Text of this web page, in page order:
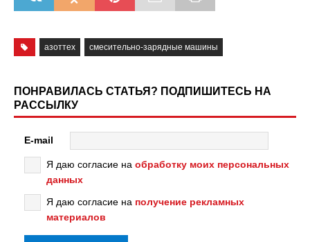
азоттех смесительно-зарядные машины
ПОНРАВИЛАСЬ СТАТЬЯ? ПОДПИШИТЕСЬ НА
РАССЫЛКУ
E-mail
Я даю согласие на обработку моих персональных
данных
Я даю согласие на получение рекламных
материалов